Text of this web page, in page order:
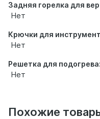
Задняя горелка для
Нет
Крючки для
Нет
Решетка для подогрева:
Нет
Похожие